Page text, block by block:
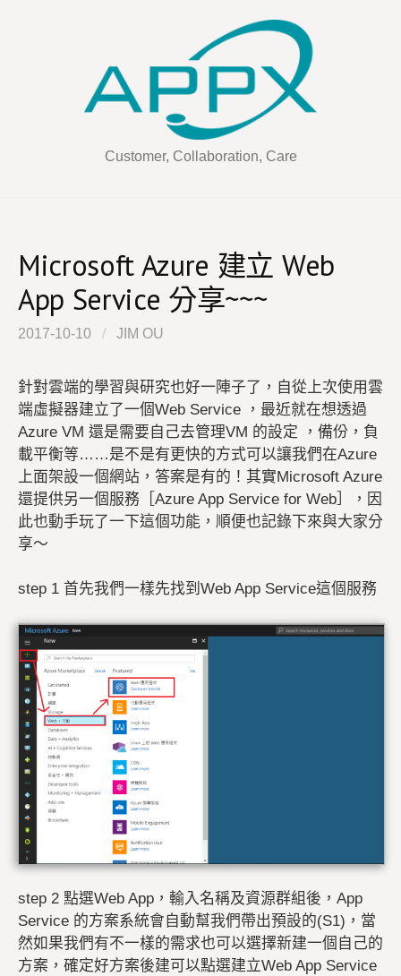
Customer, Collaboration, Care
Microsoft Azure 建立 Web
App Service 分享~~~
2017-10-10 / JIM OU
針對雲端的學習與研究也好一陣子了，自從上次使用雲
端虛擬器建立了一個Web Service ，最近就在想透過
Azure VM 還是需要自己去管理VM 的設定 ，備份，負
載平衡等……是不是有更快的方式可以讓我們在Azure
上面架設一個網站，答案是有的！其實Microsoft Azure
還提供另一個服務［Azure App Service for Web］，因
此也動手玩了一下這個功能，順便也記錄下來與大家分
享～
step 1 首先我們一樣先找到Web App Service這個服務
step 2 點選Web App，輸入名稱及資源群組後，App
Service 的方案系統會自動幫我們帶出預設的(S1)，當
然如果我們有不一樣的需求也可以選擇新建一個自己的
方案，確定好方案後建可以點選建立Web App Service